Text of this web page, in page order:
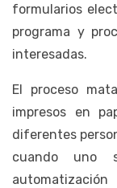
formularios
programa y
interesadas.
El proceso
impresos en
diferentes
cuando uno